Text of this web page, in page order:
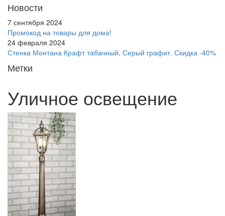
Новости
7 сентября 2024
Промокод на товары для дома!
24 февраля 2024
Стенка Монтана Крафт табачный, Серый графит. Скидка -40%
Метки
Уличное освещение